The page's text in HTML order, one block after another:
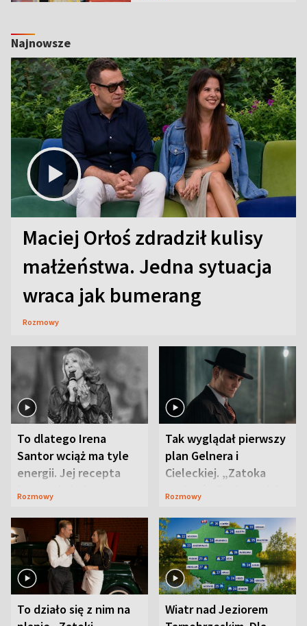
Najnowsze
Maciej Orłoś zdradził kulisy
małżeństwa. Jedna sytuacja
wraca jak bumerang
Rozmowy
To dlatego Irena
Santor wciąż ma tyle
energii. Jej recepta
jest zaskakująco
Rozmowy
Tak wyglądał pierwszy
plan Gelnera i
Cieleckiej. „Zatoka
szpiegów” od razu ich
Rozmowy
To działo się z nim na
Wiatr nad Jeziorem